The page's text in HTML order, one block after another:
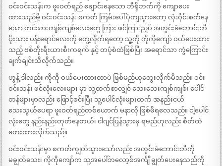
ဝင်းဝင်းသန်းက ဖူးဝတ်ရည် ချောင်းနေသော ဘီရိုဘက်ကို ကျောပေး
ထားသည်မို့ ဝင်းဝင်းသန်း စကတ် ကြမ်းပေါ်ပုံကျသွားတော့ လုံးဝိုင်းစက်နေ
သော တင်သားကျစ်ကျစ်လေးတွေ ကြား ဖင်ကြားညှပ် အတွင်းခံဘောင်းဘီ
ပိုးသား ပန်းရောင်လေးကို တွေ့လိုက်ရတော့ သူ့ကို ကိုကိုကျော် ဝယ်ပေးထား
သည့် ဗစ်တိုးရီးယားစီးကရက် နှင့် တပုံစံထဲဖြစ်ပြီး အရောင်သာ ကွဲကြောင်း
ချက်ချင်းသိလိုက်သည်။
ဟွန့် ဒါလည်း ကိုကို ဝယ်ပေးထားတာပဲ ဖြစ်မည်ဟုတွေးလိုက်မိသည်။ ဝင်း
ဝင်းသန်း ဖင်လုံးလေးများ မှာ သူ့ထက်စာလျှင် သေးသေးကျစ်ကျစ်၊ ပေါင်
တန်များမှာလည်း ဖြောင့်စင်းပြီး သူ့ပေါင်လုံးများထက် အနည်းငယ်
သေးသွယ်ပေရာ ဖူးဝတ်ရည်တစ်ယောက် မနာလို ဖြစ်မိရလေသည်။ ငါ့ပေါင်
လုံးတွေ နည်းနည်းတုတ်နေတယ်၊ ငါဂျင်ပြန်သွားမှ ရမည်ဟုလည်း စိတ်ထဲ
တေးထားလိုက်သည်။
ဝင်းဝင်းသန်းမှာ စကတ်ကျွတ်သွားသော်လည်း အတွင်းခံဘောင်းဘီကို
မချွတ်သေး၊ ကိုကိုကျော်က သူ့အပေါ်ဘလော့စ်အင်္ကျီ ချွတ်ပေးနေသည်ကို